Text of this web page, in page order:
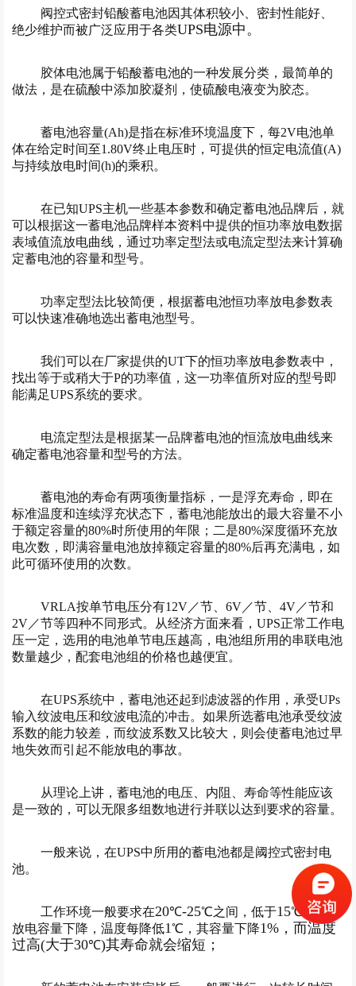
阀控式密封铅酸蓄电池因其体积较小、密封性能好、
绝少维护而被广泛应用于各类UPS电源中。
胶体电池属于铅酸蓄电池的一种发展分类，最简单的
做法，是在硫酸中添加胶凝剂，使硫酸电液变为胶态。
蓄电池容量(Ah)是指在标准环境温度下，每2V电池单
体在给定时间至1.80V终止电压时，可提供的恒定电流值(A)
与持续放电时间(h)的乘积。
在已知UPS主机一些基本参数和确定蓄电池品牌后，就
可以根据这一蓄电池品牌样本资料中提供的恒功率放电数据
表域值流放电曲线，通过功率定型法或电流定型法来计算确
定蓄电池的容量和型号。
功率定型法比较简便，根据蓄电池恒功率放电参数表
可以快速准确地选出蓄电池型号。
我们可以在厂家提供的UT下的恒功率放电参数表中，
找出等于或稍大于P的功率值，这一功率值所对应的型号即
能满足UPS系统的要求。
电流定型法是根据某一品牌蓄电池的恒流放电曲线来
确定蓄电池容量和型号的方法。
蓄电池的寿命有两项衡量指标，一是浮充寿命，即在
标准温度和连续浮充状态下，蓄电池能放出的最大容量不小
于额定容量的80%时所使用的年限；二是80%深度循环充放
电次数，即满容量电池放掉额定容量的80%后再充满电，如
此可循环使用的次数。
VRLA按单节电压分有12V／节、6V／节、4V／节和
2V／节等四种不同形式。从经济方面来看，UPS正常工作电
压一定，选用的电池单节电压越高，电池组所用的串联电池
数量越少，配套电池组的价格也越便宜。
在UPS系统中，蓄电池还起到滤波器的作用，承受UPs
输入纹波电压和纹波电流的冲击。如果所选蓄电池承受纹波
系数的能力较差，而纹波系数又比较大，则会使蓄电池过早
地失效而引起不能放电的事故。
从理论上讲，蓄电池的电压、内阻、寿命等性能应该
是一致的，可以无限多组数地进行并联以达到要求的容量。
一般来说，在UPS中所用的蓄电池都是阈控式密封电
池。
工作环境一般要求在20℃-25℃之间，低于15℃时，其
放电容量下降，温度每降低1℃，其容量下降1%，而温度
过高(大于30℃)其寿命就会缩短；